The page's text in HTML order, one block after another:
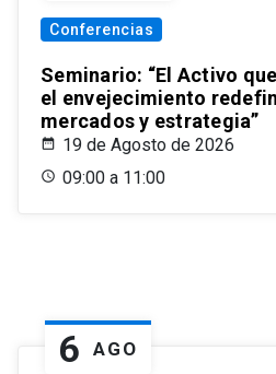
Conferencias
Seminario: “El Activo
el envejecimiento
mercados y estrategia”
19 de Agosto de 2026
09:00 a 11:00
6 AGO